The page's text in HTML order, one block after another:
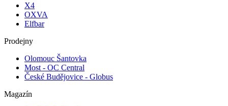
X4
OXVA
Elfbar
Prodejny
Olomouc Šantovka
Most - OC Central
České Budějovice - Globus
Magazín